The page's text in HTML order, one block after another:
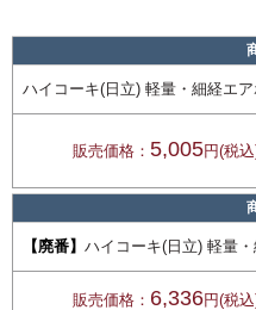
ハイコーキ(日立) 軽量・細経エ
販売価格： 5,005円(税
【廃番】 ハイコーキ(日立) 軽量
販売価格： 6,336円(税